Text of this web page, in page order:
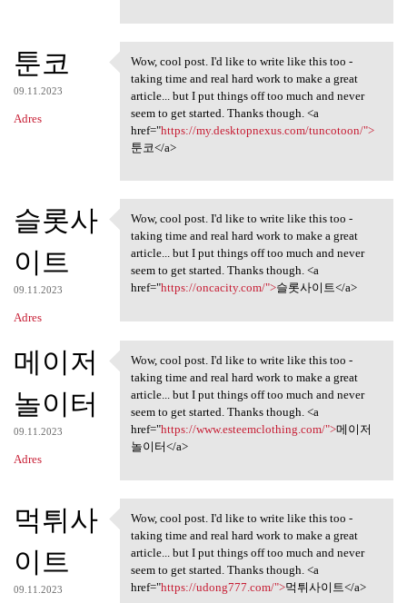
툰코
09.11.2023
Adres
Wow, cool post. I'd like to
Wow, cool post. I'd like to write like this too -
taking time and real hard work to make a great
article... but I put things off too much and never
seem to get started. Thanks though. <a
href="https://my.desktopnexus.com/tuncotoon/">
툰코</a>
슬롯사
이트
09.11.2023
Adres
Wow, cool post. I'd like to
Wow, cool post. I'd like to write like this too -
taking time and real hard work to make a great
article... but I put things off too much and never
seem to get started. Thanks though. <a
href="https://oncacity.com/">슬롯사이트</a>
메이저
놀이터
09.11.2023
Adres
Wow, cool post. I'd like to
Wow, cool post. I'd like to write like this too -
taking time and real hard work to make a great
article... but I put things off too much and never
seem to get started. Thanks though. <a
href="https://www.esteemclothing.com/">메이저
놀이터</a>
먹튀사
이트
09.11.2023
Wow, cool post. I'd like to
Wow, cool post. I'd like to write like this too -
taking time and real hard work to make a great
article... but I put things off too much and never
seem to get started. Thanks though. <a
href="https://udong777.com/">먹튀사이트</a>